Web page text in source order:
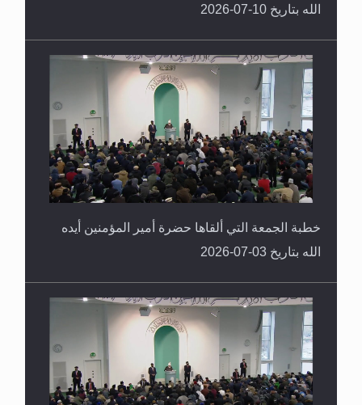
الله بتاريخ 10-07-2026
خطبة الجمعة التي ألقاها حضرة أمير المؤمنين أيده
الله بتاريخ 03-07-2026